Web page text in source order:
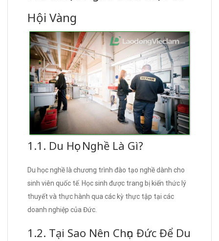
Hội Vàng
1.1. Du Học Nghề Là Gì?
Du học nghề là chương trình đào tạo nghề dành cho
sinh viên quốc tế. Học sinh được trang bị kiến thức lý
thuyết và thực hành qua các kỳ thực tập tại các
doanh nghiệp của Đức.
1.2. Tại Sao Nên Chọn Đức Để Du